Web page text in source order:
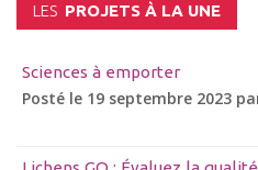
LES PROJETS À LA UNE
Sciences à emporter
Posté le 19 septembre 2023